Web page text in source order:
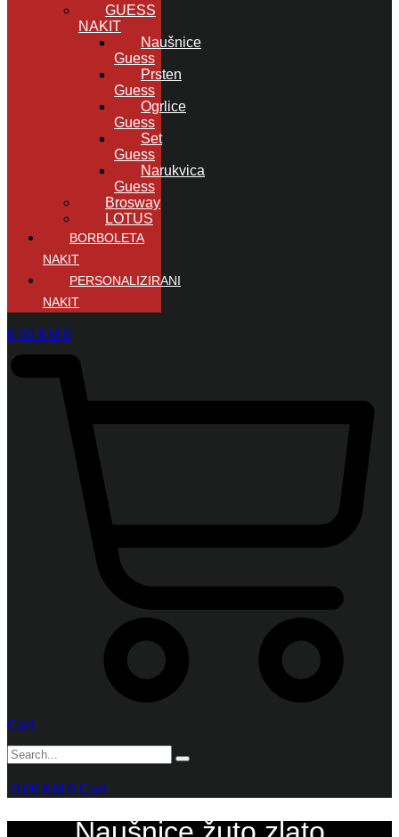
GUESS
NAKIT
Naušnice
Guess
Prsten
Guess
Ogrlice
Guess
Set
Guess
Narukvica
Guess
Brosway
LOTUS
BORBOLETA
NAKIT
PERSONALIZIRANI
NAKIT
0,00 KM 0
Cart
0,00 KM 0 Cart